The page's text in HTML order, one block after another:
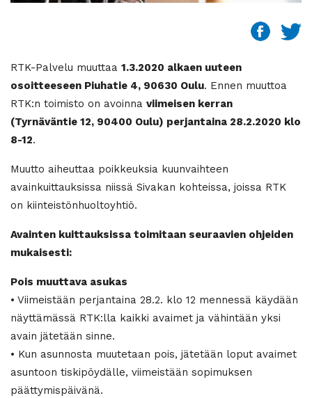
RTK-Palvelu muuttaa 1.3.2020 alkaen uuteen
osoitteeseen Piuhatie 4, 90630 Oulu. Ennen muuttoa
RTK:n toimisto on avoinna viimeisen kerran
(Tyrnäväntie 12, 90400 Oulu) perjantaina 28.2.2020 klo
8-12.
Muutto aiheuttaa poikkeuksia kuunvaihteen
avainkuittauksissa niissä Sivakan kohteissa, joissa RTK
on kiinteistönhuoltoyhtiö.
Avainten kuittauksissa toimitaan seuraavien ohjeiden
mukaisesti:
Pois muuttava asukas
• Viimeistään perjantaina 28.2. klo 12 mennessä käydään
näyttämässä RTK:lla kaikki avaimet ja vähintään yksi
avain jätetään sinne.
• Kun asunnosta muutetaan pois, jätetään loput avaimet
asuntoon tiskipöydälle, viimeistään sopimuksen
päättymispäivänä.